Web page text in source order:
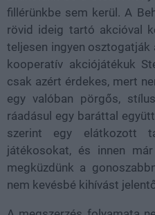
fillérünkbe sem kerül. A
rövid ideig tartó akcióval
teljesen ingyen osztogatják
kooperatív akciójátékuk
csak azért érdekes, mert
egy valóban pörgős,
ráadásul egy baráttal
szerint egy elátkozott
játékosokat, és innen
megküzdünk a
nem kevésbé kihívást